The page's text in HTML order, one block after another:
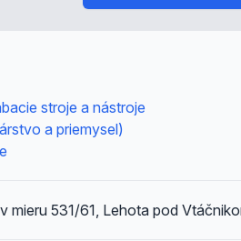
stroje a nástroje
a priemysel)
mieru 531/61, Lehota pod